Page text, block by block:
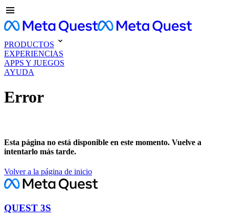
PRODUCTOS
EXPERIENCIAS
APPS Y JUEGOS
AYUDA
Error
Esta página no está disponible en este momento. Vuelve a
intentarlo más tarde.
Volver a la página de inicio
QUEST 3S